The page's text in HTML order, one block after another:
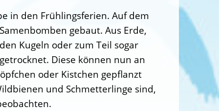
in den Frühlingsferien. Auf dem
gebaut. Aus Erde,
Kugeln oder zum Teil sogar
Diese können nun an
oder Kistchen gepflanzt
und Schmetterlinge sind,